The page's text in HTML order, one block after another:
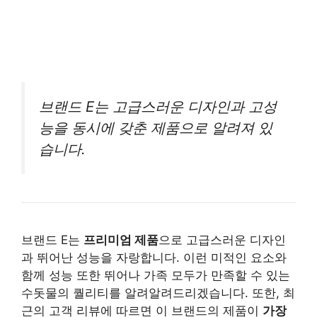
브랜드 E는 고급스러운 디자인과 고성
능을 동시에 갖춘 제품으로 알려져 있
습니다.
브랜드 E는 프리미엄 제품으로 고급스러운 디자인
과 뛰어난 성능을 자랑합니다. 이런 미적인 요소와
함께 성능 또한 뛰어나 가족 모두가 만족할 수 있는
수돗물의 퀄리티를 알려알려드리겠습니다. 또한, 최
근의 고객 리뷰에 따르면 이 브랜드의 제품이 가장